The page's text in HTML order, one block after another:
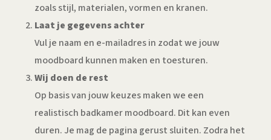
zoals stijl, materialen, vormen en kranen.
Laat je gegevens achter
Vul je naam en e-mailadres in zodat we jouw
moodboard kunnen maken en toesturen.
Wij doen de rest
Op basis van jouw keuzes maken we een
realistisch badkamer moodboard. Dit kan even
duren. Je mag de pagina gerust sluiten. Zodra het